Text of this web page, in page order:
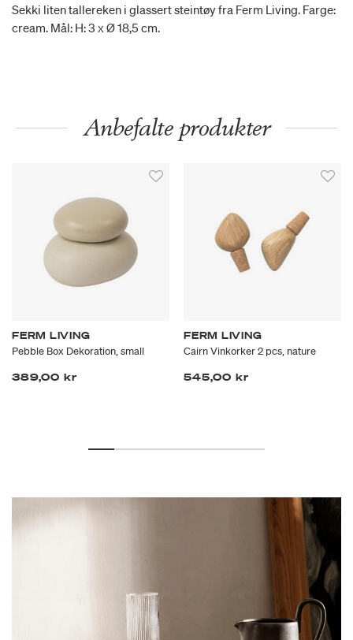
Sekki liten tallereken i glassert steintøy fra Ferm Living. Farge:
cream. Mål: H: 3 x Ø 18,5 cm.
Anbefalte produkter
FERM LIVING
Pebble Box Dekoration, small
389,00 kr
FERM LIVING
Cairn Vinkorker 2 pcs, nature
545,00 kr